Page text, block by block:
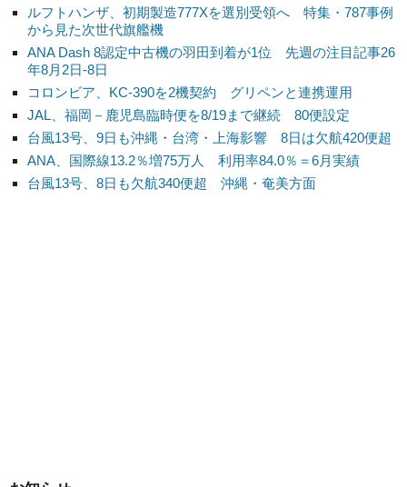
ルフトハンザ、初期製造777Xを選別受領へ 特集・787事例
から見た次世代旗艦機
ANA Dash 8認定中古機の羽田到着が1位 先週の注目記事26
年8月2日-8日
コロンビア、KC-390を2機契約 グリペンと連携運用
JAL、福岡－鹿児島臨時便を8/19まで継続 80便設定
台風13号、9日も沖縄・台湾・上海影響 8日は欠航420便超
ANA、国際線13.2％増75万人 利用率84.0％＝6月実績
台風13号、8日も欠航340便超 沖縄・奄美方面